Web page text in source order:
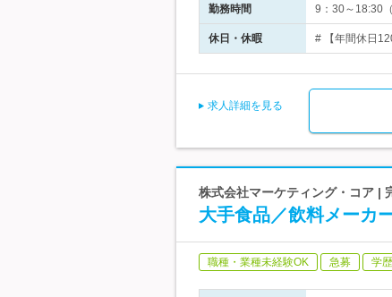
勤務時間 9：30～18:30
休日・休暇 # 【年間休日
求人詳細を見る
株式会社マーケティング・コア
大手食品／飲料メーカ
職種・業種未経験OK 急募 学